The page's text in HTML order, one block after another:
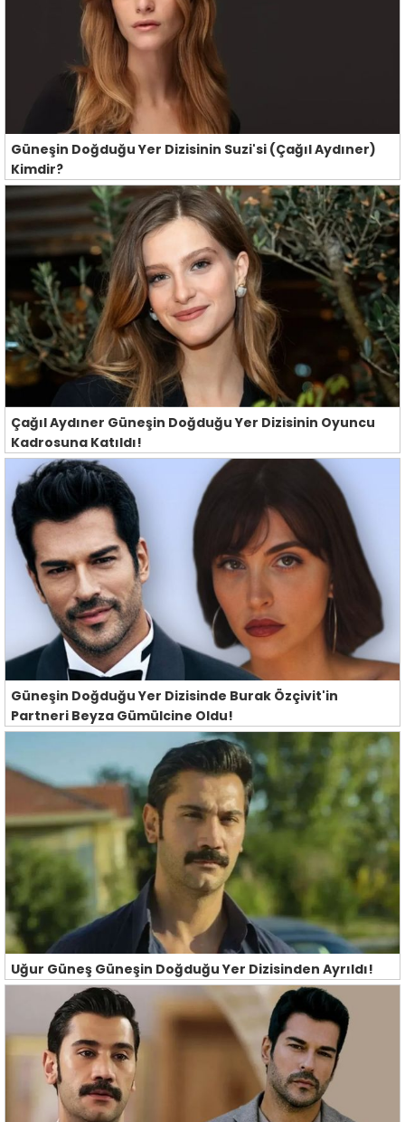
Güneşin Doğduğu Yer Dizisinin Suzi'si (Çağıl Aydıner)
Kimdir?
Çağıl Aydıner Güneşin Doğduğu Yer Dizisinin Oyuncu
Kadrosuna Katıldı!
Güneşin Doğduğu Yer Dizisinde Burak Özçivit'in
Partneri Beyza Gümülcine Oldu!
Uğur Güneş Güneşin Doğduğu Yer Dizisinden Ayrıldı!